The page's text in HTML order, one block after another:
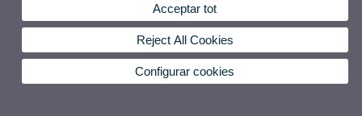
Acceptar tot
Reject All Cookies
Configurar cookies